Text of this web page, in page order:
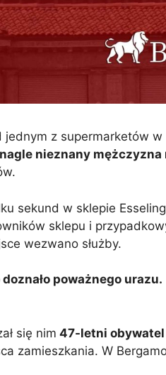
jednym z supermarketów
nieznany
sekund w sklepie
sklepu i
wezwano służby.
poważnego urazu.
się nim 47-letni obywatel
zamieszkania. W